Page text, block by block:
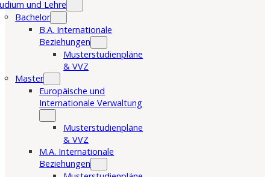
und Lehre
Bachelor
B.A. Internationale
Beziehungen
Musterstudienpläne
& VVZ
Master
Europäische und
Internationale Verwaltung
Musterstudienpläne
& VVZ
M.A. Internationale
Beziehungen